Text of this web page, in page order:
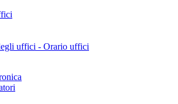
uffici - Orario uffici